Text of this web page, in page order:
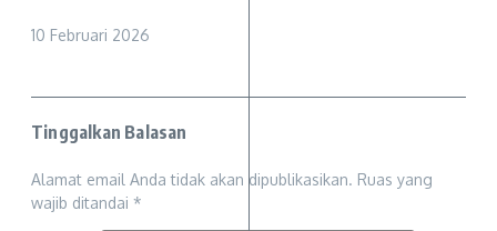
10 Februari 2026
Tinggalkan Balasan
Alamat email Anda tidak akan dipublikasikan. Ruas yang
wajib ditandai *